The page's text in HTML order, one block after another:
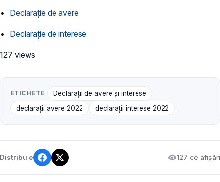
Declarație de avere
Declarație de interese
127 views
ETICHETE
Declarații de avere și interese
declarații avere 2022
declarații interese 2022
Distribuie 127 de afișări